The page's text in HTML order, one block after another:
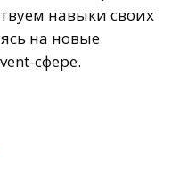
навыки своих
на новые
сфере.